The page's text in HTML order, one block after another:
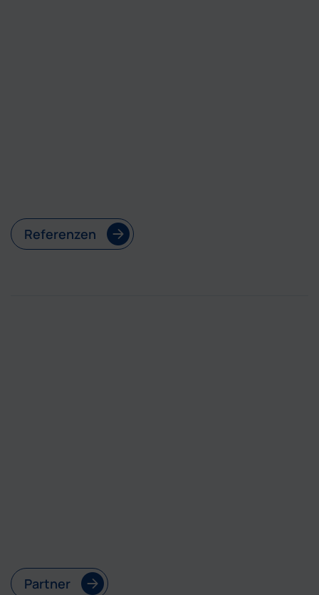
Referenzen
Partner